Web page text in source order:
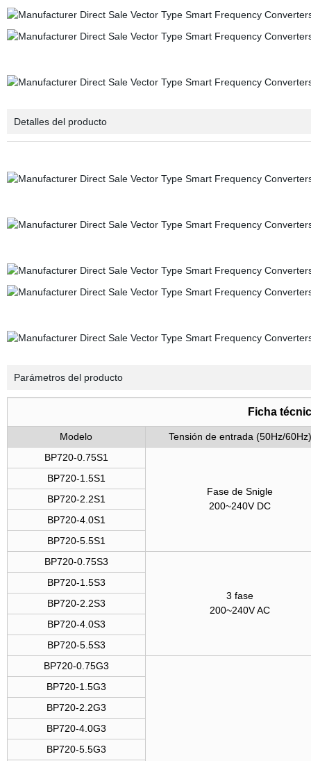
Detalles del producto
Parámetros del producto
Ficha
Modelo
Tensión de entrada (50Hz/60Hz)
BP720-0.75S1
Fase de Snigle
200~240V DC
BP720-1.5S1
BP720-2.2S1
BP720-4.0S1
BP720-5.5S1
BP720-0.75S3
3 fase
200~240V AC
BP720-1.5S3
BP720-2.2S3
BP720-4.0S3
BP720-5.5S3
BP720-0.75G3
BP720-1.5G3
BP720-2.2G3
BP720-4.0G3
BP720-5.5G3